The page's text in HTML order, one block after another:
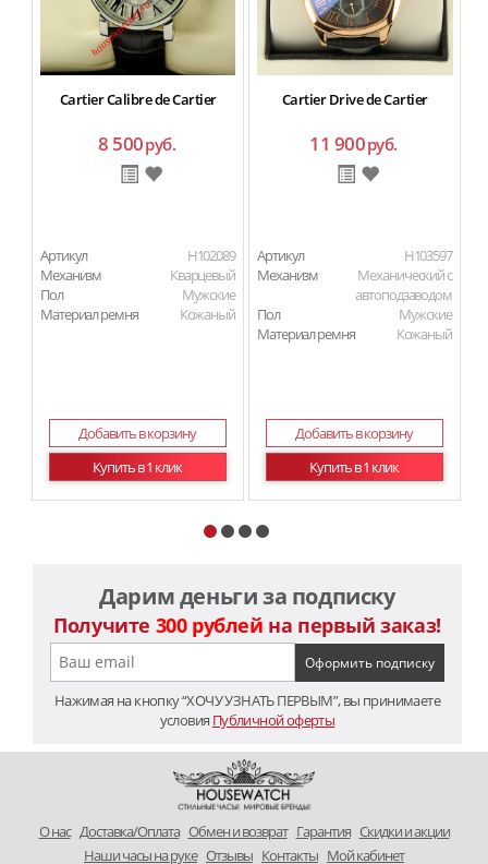
Cartier Calibre de Cartier
8 500руб.
Артикул
H102089
Механизм
Кварцевый
Пол
Мужские
Материал ремня
Кожаный
Добавить в корзину
Купить в 1 клик
Cartier Drive de Cartier
11 900руб.
Артикул
H103597
Механизм
Механический с
автоподзаводом
Пол
Мужские
Материал ремня
Кожаный
Добавить в корзину
Купить в 1 клик
Дарим деньги за подписку
Получите 300 рублей на первый заказ!
Нажимая на кнопку “ХОЧУ УЗНАТЬ ПЕРВЫМ”, вы принимаете
условия Публичной оферты
O нас Доставка/Оплата Обмен и возврат Гарантия Скидки и акции
Наши часы на руке Отзывы Контакты Мой кабинет